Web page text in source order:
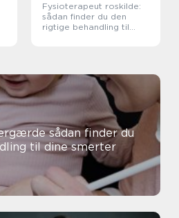
Fysioterapeut roskilde:
sådan finder du den
rigtige behandling til
finder du
til dine smerter